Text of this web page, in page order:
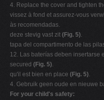
4. Replace the cover and tighten
vissez à fond et assurez-vous
às recomendadas.
deze stevig vast zit (Fig. 5).
tapa del compartimento de las
12. Las baterías deben insertarse
secured (Fig. 5).
qu'il est bien en place (Fig. 5).
4. Gebruik geen oude en nieuwe
For your child's safety: